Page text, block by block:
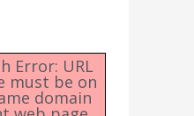
Error: URL
must be on
domain